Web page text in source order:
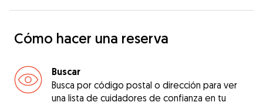
Cómo hacer una reserva
Buscar
Busca por código postal o dirección para ver
una lista de cuidadores de confianza en tu